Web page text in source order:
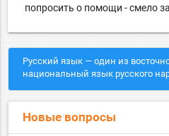
попросить о помощи - смело
Русский язык — один из
национальный язык русского
Новые вопросы